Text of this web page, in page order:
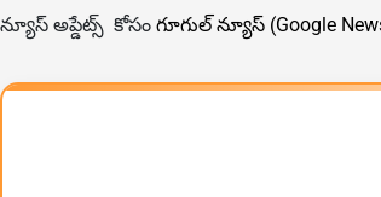
న్యూస్ అప్డేట్స్ కోసం గూగుల్ న్యూస్ (Google